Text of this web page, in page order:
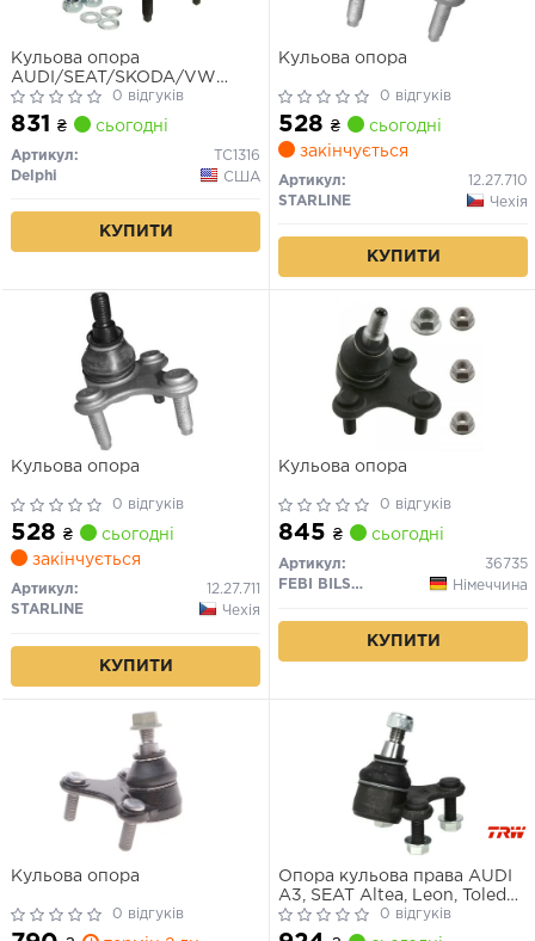
Кульова опора
AUDI/SEAT/SKODA/VW
A3/Leon/Octavia/Caddy/Golf/Touran
"FL "04>>
0 відгуків
831 ₴ сьогодні
Артикул:
TC1316
Delphi
США
КУПИТИ
Кульова опора
0 відгуків
528 ₴
сьогодні
закінчується
Артикул:
12.27.710
STARLINE
Чехія
КУПИТИ
Кульова опора
0 відгуків
528 ₴
сьогодні
закінчується
Артикул:
12.27.711
STARLINE
Чехія
КУПИТИ
Кульова опора
0 відгуків
845 ₴ сьогодні
Артикул:
36735
FEBI BILSTEIN
Німеччина
КУПИТИ
Кульова опора
0 відгуків
Опора кульова права AUDI
A3, SEAT Altea, Leon, Toledo
III, SKODA Octavia II,
Roomster, Superb II, Yeti, VW
0 відгуків